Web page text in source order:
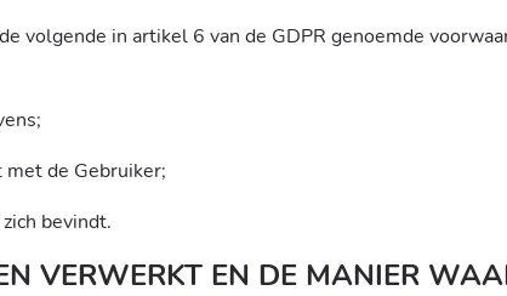
volgende in artikel 6 van de GDPR genoemde
de Gebruiker;
bevindt.
VERWERKT EN DE MANIER